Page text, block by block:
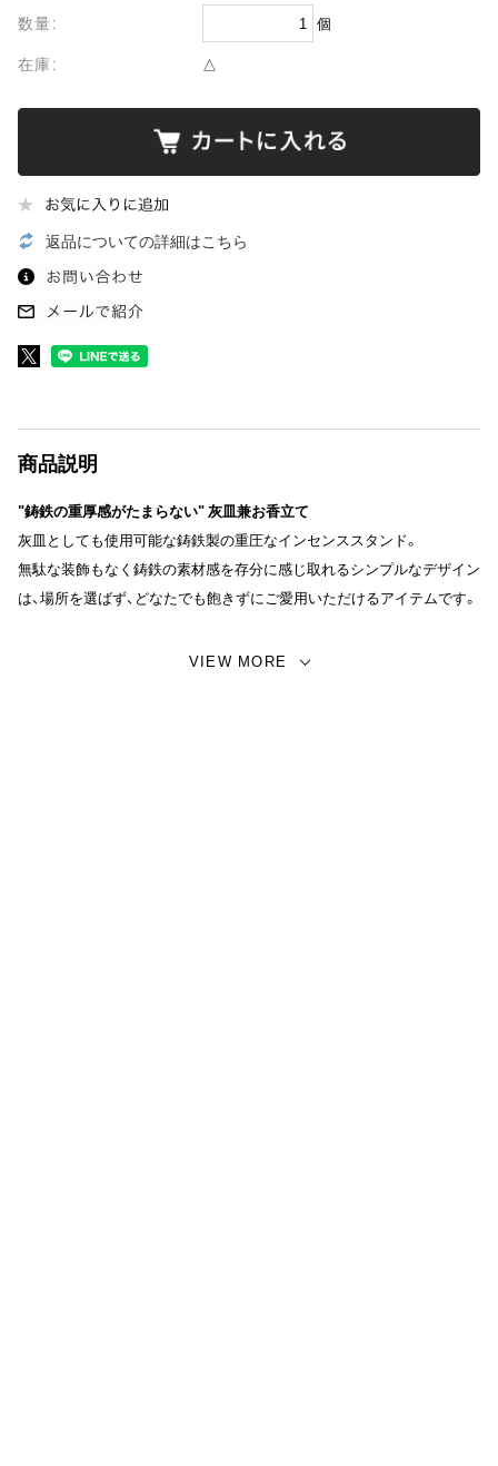
数量: 個
在庫: △
返品についての詳細はこちら
商品説明
"鋳鉄の重厚感がたまらない" 灰皿兼お香立て
灰皿としても使用可能な鋳鉄製の重圧なインセンススタンド。
無駄な装飾もなく鋳鉄の素材感を存分に感じ取れるシンプルなデザイン
は、場所を選ばず、どなたでも飽きずにご愛用いただけるアイテムです。
中央のスタンドは取り外しが可能で掃除もしやすく、灰皿や小物入れな
VIEW MORE